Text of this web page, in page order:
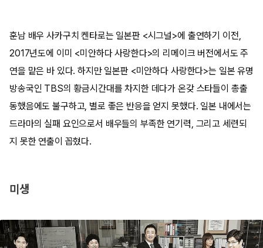
훈남 배우 사카구치 켄타로는 일본판 <시그널>에 출연하기 이전,
2017년도에 이미 <미안하다 사랑한다>의 리메이크 버전에서도 주
연을 맡은 바 있다. 하지만 일본판 <미안하다 사랑한다>는 일본 유명
방송국인 TBS의 황금시간대를 차지한 데다가 온갖 스타들이 총출
동했음에도 불구하고, 별로 좋은 반응을 얻지 못했다. 일본 내에서는
드라마의 실패 요인으로서 배우들의 부족한 연기력, 그리고 세련되
지 못한 연출이 꼽혔다.
미생